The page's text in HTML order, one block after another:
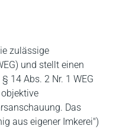
zulässige
und stellt einen
14 Abs. 2 Nr. 1 WEG
Das
aus eigener Imkerei")